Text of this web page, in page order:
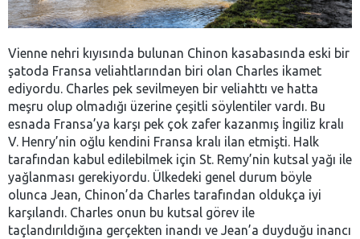
Vienne nehri kıyısında bulunan Chinon kasabasında eski bir
şatoda Fransa veliahtlarından biri olan Charles ikamet
ediyordu. Charles pek sevilmeyen bir veliahttı ve hatta
meşru olup olmadığı üzerine çeşitli söylentiler vardı. Bu
esnada Fransa’ya karşı pek çok zafer kazanmış İngiliz kralı
V. Henry’nin oğlu kendini Fransa kralı ilan etmişti. Halk
tarafından kabul edilebilmek için St. Remy’nin kutsal yağı ile
yağlanması gerekiyordu. Ülkedeki genel durum böyle
olunca Jean, Chinon’da Charles tarafından oldukça iyi
karşılandı. Charles onun bu kutsal görev ile
taçlandırıldığına gerçekten inandı ve Jean’a duyduğu inancı